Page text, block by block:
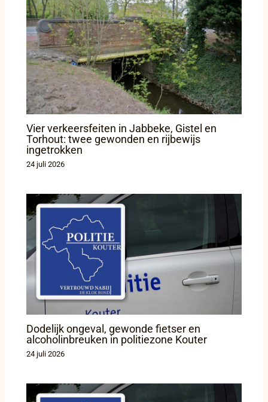
Vier verkeersfeiten in Jabbeke, Gistel en
Torhout: twee gewonden en rijbewijs
ingetrokken
24 juli 2026
Dodelijk ongeval, gewonde fietser en
alcoholinbreuken in politiezone Kouter
24 juli 2026